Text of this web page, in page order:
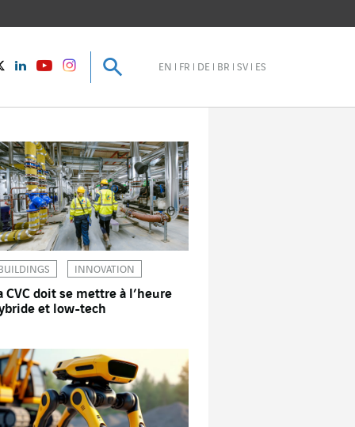
TwitterLinkedInYoutubeinstagram Recherche
EN FR DE BR SV ES
Recherche
INNOVATION
CVC doit se mettre à l’heure
et low-tech